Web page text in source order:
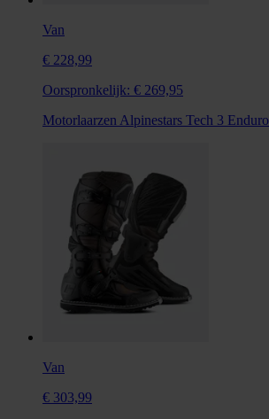
Van
€ 228,99
Oorspronkelijk: € 269,95
Motorlaarzen Alpinestars Tech 3 Enduro
Van
€ 303,99